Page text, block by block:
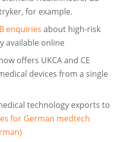
for example.
enquiries about high-risk
available online
offers UKCA and CE
devices from a single
technology exports to
for German medtech